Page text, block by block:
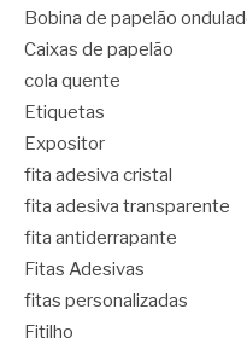
Bobina de papelão
Caixas de papelão
cola quente
Etiquetas
Expositor
fita adesiva cristal
fita adesiva transparente
fita antiderrapante
Fitas Adesivas
fitas personalizadas
Fitilho